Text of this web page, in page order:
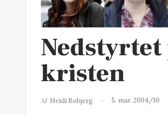
kristen
Af Heidi Bobjerg 5. mar. 2004/10